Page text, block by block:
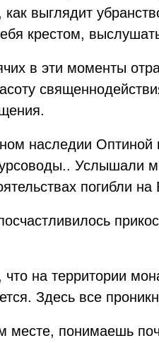
выглядит
крестом,
в эти моменты
наследии
Услышали
погибли
что на территории
Здесь все
месте, понимаешь